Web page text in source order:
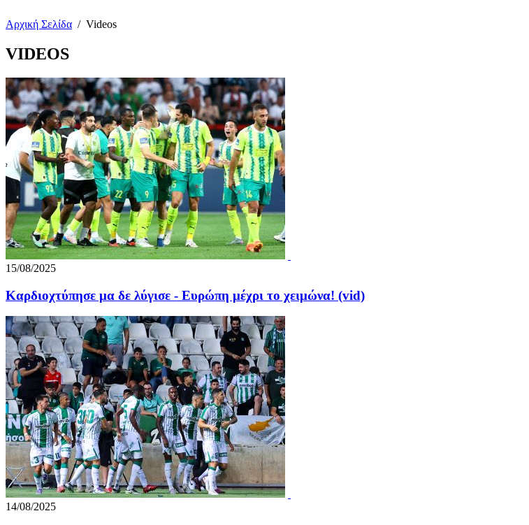
Αρχική Σελίδα / Videos
VIDEOS
15/08/2025
Καρδιοχτύπησε μα δε λύγισε - Ευρώπη μέχρι το χειμώνα! (vid)
14/08/2025